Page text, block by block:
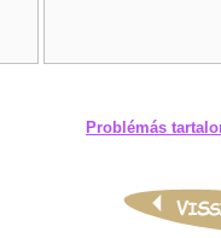
Problémás